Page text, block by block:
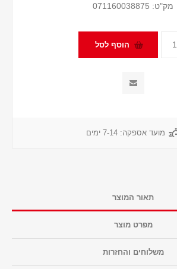
מק"ט: 071160038875
מועד אספקה: 7-14 ימים
תאור המוצר
מפרט מוצר
משלוחים והחזרות